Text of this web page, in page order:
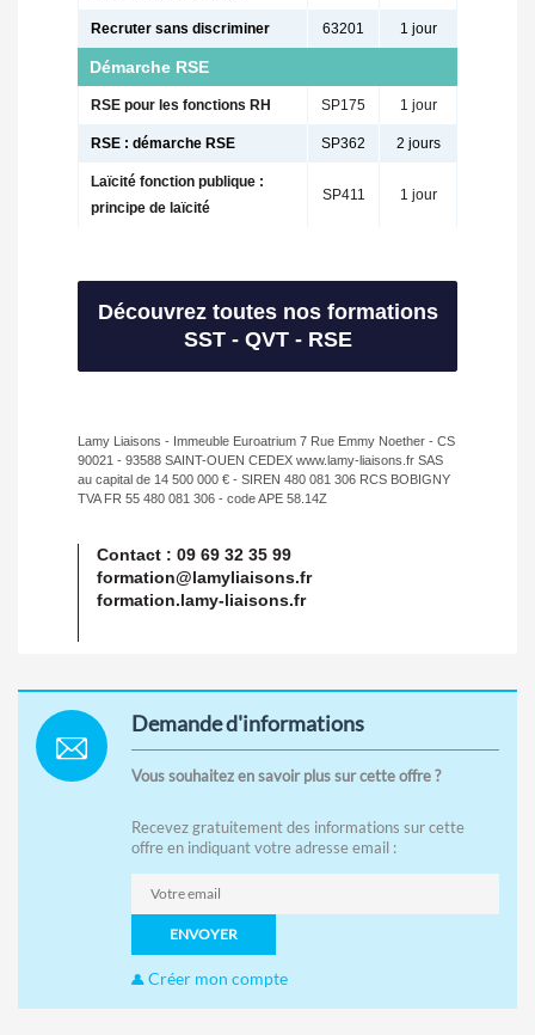
Recruter sans discriminer 63201 1 jour
Démarche RSE
RSE pour les fonctions RH SP175 1 jour
RSE : démarche RSE SP362 2 jours
Laïcité fonction publique :
principe de laïcité
SP411 1 jour
Découvrez toutes nos formations
SST - QVT - RSE
Lamy Liaisons - Immeuble Euroatrium 7 Rue Emmy Noether - CS
90021 - 93588 SAINT-OUEN CEDEX www.lamy-liaisons.fr SAS
au capital de 14 500 000 € - SIREN 480 081 306 RCS BOBIGNY
TVA FR 55 480 081 306 - code APE 58.14Z
Contact : 09 69 32 35 99
formation@lamyliaisons.fr
formation.lamy-liaisons.fr
Demande d'informations
Vous souhaitez en savoir plus sur cette offre ?
Recevez gratuitement des informations sur cette
offre en indiquant votre adresse email :
ENVOYER
Créer mon compte